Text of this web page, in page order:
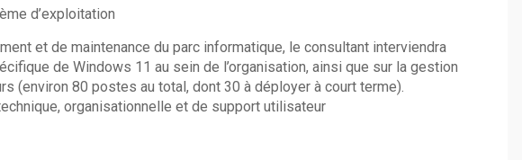
d’exploitation
et de maintenance du parc informatique, le consultant interviendra
de Windows 11 au sein de l’organisation, ainsi que sur la gestion
(environ 80 postes au total, dont 30 à déployer à court terme).
organisationnelle et de support utilisateur